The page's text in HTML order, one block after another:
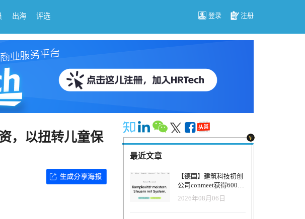
出海 评选 登录 注册
，以扭转儿童保
最近文章
【德国】建筑科技初创
公司conmeet获得600万
欧元种子轮融资，用于
打造面向贸易和建筑行
业的AI操作系统
2026年08月06日